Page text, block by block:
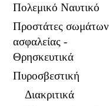
Πολεμικό Ναυτικό
Προστάτες σωμάτων
ασφαλείας -
Θρησκευτικά
Πυροσβεστική
Διακριτικά